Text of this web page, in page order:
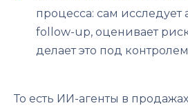
процесса: сам исследует
follow-up, оценивает
делает это под
То есть ИИ-агенты в